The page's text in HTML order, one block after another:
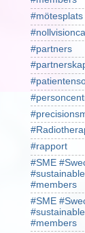
#mötesplats
#partners
#rapport
#SME
#members
#SME
#members